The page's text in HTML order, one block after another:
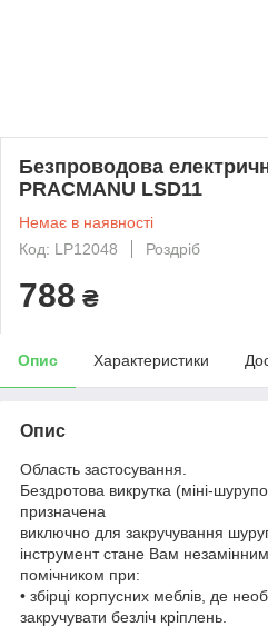
Безпроводова
PRACMANU LSD11
Немає в наявності
Код: LP12048
Роздріб
788 ₴
Опис Характеристики
Опис
Область застосування.
Бездротова викрутка (міні-
призначена
виключно для закручування
інструмент стане Вам незамінним
помічником при:
• збірці корпусних меблів, де
закручувати безліч кріплень.